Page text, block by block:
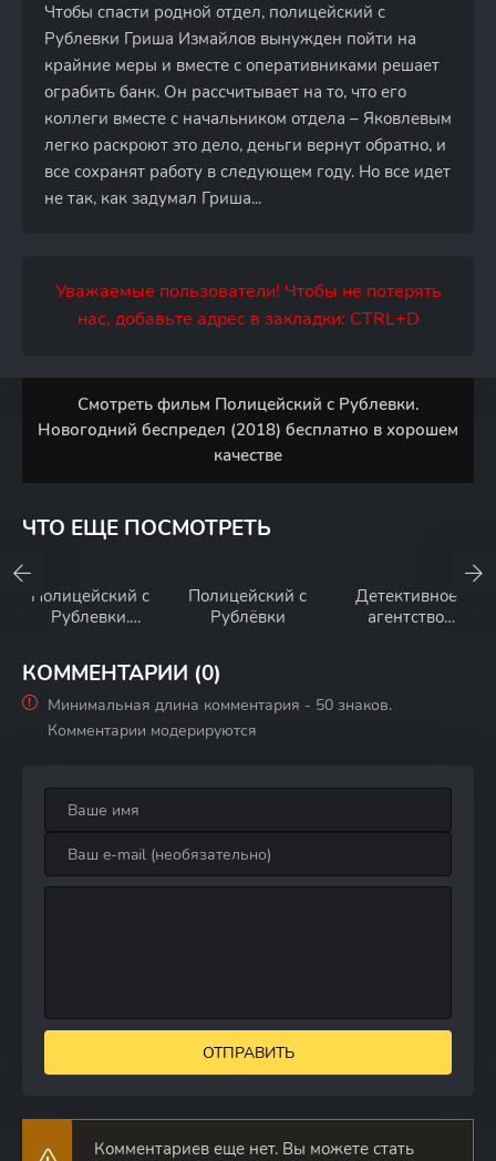
Чтобы спасти родной отдел, полицейский с
Рублевки Гриша Измайлов вынужден пойти на
крайние меры и вместе с оперативниками решает
ограбить банк. Он рассчитывает на то, что его
коллеги вместе с начальником отдела – Яковлевым
легко раскроют это дело, деньги вернут обратно, и
все сохранят работу в следующем году. Но все идет
не так, как задумал Гриша...
Уважаемые пользователи! Чтобы не потерять
нас, добавьте адрес в закладки: CTRL+D
Смотреть фильм Полицейский с Рублевки.
Новогодний беспредел (2018) бесплатно в хорошем
качестве
ЧТО ЕЩЕ ПОСМОТРЕТЬ
Полицейский с
Рублевки.
беспредел 2
Полицейский с
Рублёвки
Детективное
агентство
КОММЕНТАРИИ (0)
Минимальная длина комментария - 50 знаков.
Комментарии модерируются
ОТПРАВИТЬ
Комментариев еще нет. Вы можете стать